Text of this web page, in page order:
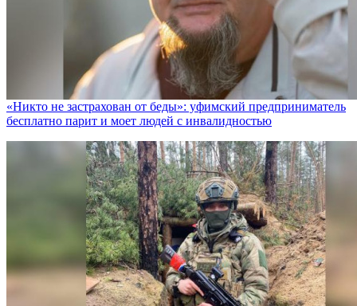
«Никто не заcтрахован от беды»: уфимский предприниматель
бесплатно парит и моет людей с инвалидностью